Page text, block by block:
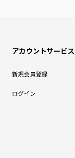
アカウントサービス
新規会員登録
ログイン